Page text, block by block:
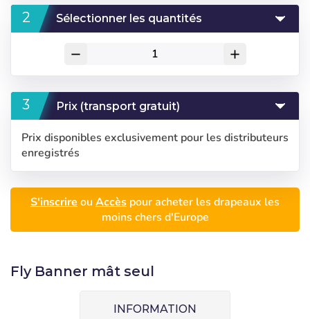
Sélectionner les quantités
remove add
Prix (transport gratuit)
Prix disponibles exclusivement pour les distributeurs
enregistrés
S'inscrire ou Accès pour acheter les drapeaux les
moins chers d'Europe
Fly Banner mât seul
INFORMATION